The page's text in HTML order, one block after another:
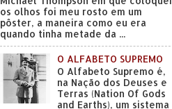
os olhos foi meu rosto em um
pôster, a maneira como eu era
quando tinha metade da ...
O ALFABETO SUPREMO
O Alfabeto Supremo é,
na Nação dos Deuses e
Terras (Nation Of Gods
and Earths), um sistema